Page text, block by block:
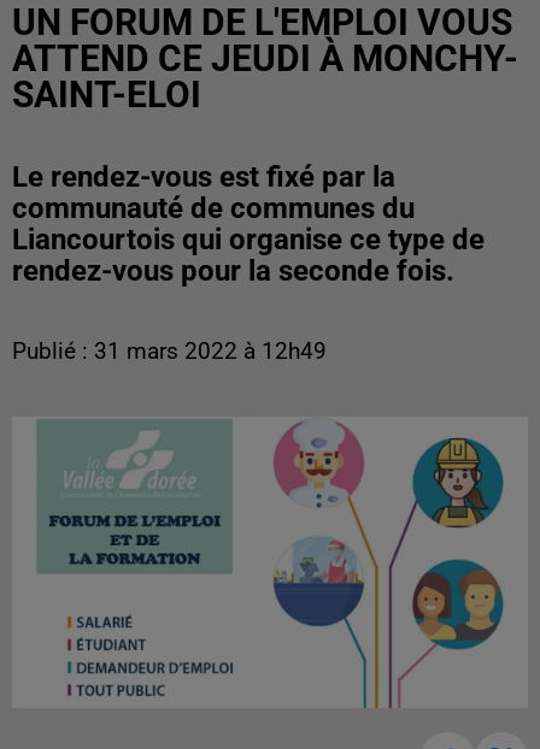
UN FORUM DE L'EMPLOI VOUS
ATTEND CE JEUDI À MONCHY-
SAINT-ELOI
Le rendez-vous est fixé par la
communauté de communes du
Liancourtois qui organise ce type de
rendez-vous pour la seconde fois.
Publié : 31 mars 2022 à 12h49